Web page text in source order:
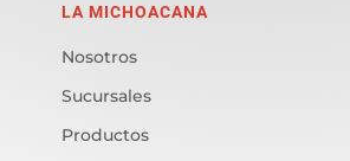
LA MICHOACANA
Nosotros
Sucursales
Productos